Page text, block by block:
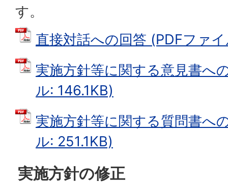
す。
直接対話への回答 (PDFファ
実施方針等に関する意見書へ
ル: 146.1KB)
実施方針等に関する質問書へ
ル: 251.1KB)
実施方針の修正